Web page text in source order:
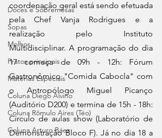
Doces e Sobremesas
Sopas
Molhos
Pratos principais
Matérias Especiais
Coluna Diego Alvino
Coluna Rômulo Aires (Téo)
Coluna Arturo Báez
coordenação geral está sendo efetuada
pela Chef Vanja Rodrigues e a
realização pelo Instituto
Multidisciplinar. A programação do dia
17 começa de 09h - 12h: Fórum
Gastronômico "Comida Cabocla" com
o Antropólogo Miguel Picanço
(Auditório D200) e termina de 15h - 18h:
Círculo de aulas show (Laboratório de
Demonstração Bloco F). Já no dia 18 a